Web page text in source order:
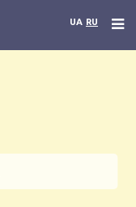
UA RU